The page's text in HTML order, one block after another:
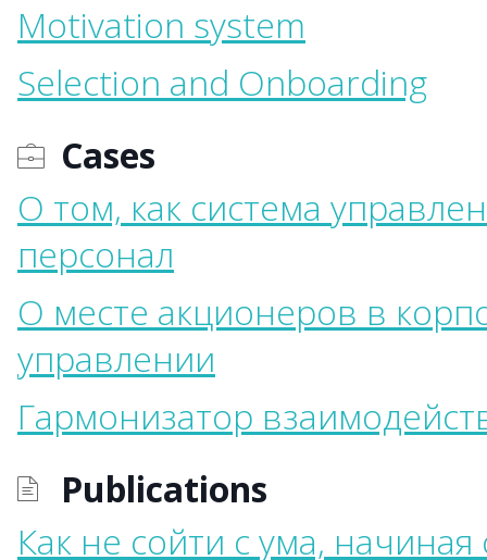
Motivation system
Selection and Onboarding
Cases
О том, как система
персонал
О месте акционеров в
управлении
Гармонизатор
Publications
Как не сойти с ума,